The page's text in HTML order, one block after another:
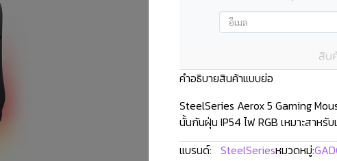
สิน
คำอธิบายสินค้าแบบย่อ
SteelSeries Aerox 5 Gaming
นั้นกันฝุ่น IP54 ไฟ RGB เหมาะสาหรั
แบรนด์: SteelSeriesหมวดหมู่: